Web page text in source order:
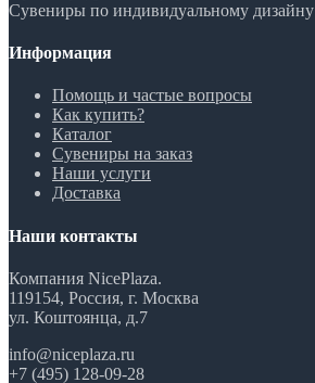
Сувениры по индивидуальному дизайну
Информация
Помощь и частые вопросы
Как купить?
Каталог
Сувениры на заказ
Наши услуги
Доставка
Наши контакты
Компания NicePlaza.
119154, Россия, г. Москва
ул. Коштоянца, д.7
info@niceplaza.ru
+7 (495) 128-09-28